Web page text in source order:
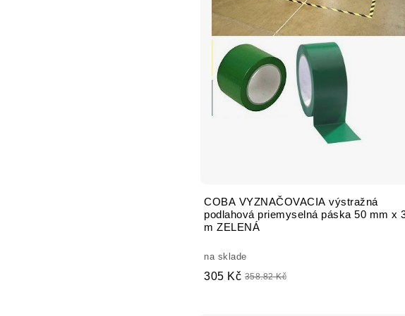
COBA VYZNAČOVACIA výstražná
podlahová priemyselná páska 50 mm x
m ZELENÁ
na sklade
305 Kč 358.82 Kč